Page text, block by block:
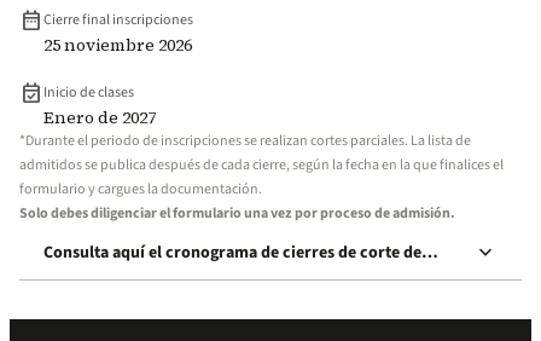
date_rangeCierre final inscripciones
25 noviembre 2026
event_available Inicio de clases
Enero de 2027
*Durante el periodo de inscripciones se realizan cortes parciales. La lista de
admitidos se publica después de cada cierre, según la fecha en la que finalices el
formulario y cargues la documentación.
Solo debes diligenciar el formulario una vez por proceso de admisión.
Consulta aquí el cronograma de cierres de corte de
inscripción
keyboard_arrow_down